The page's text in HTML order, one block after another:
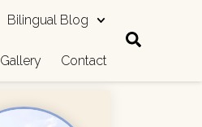
Bilingual Blog
Gallery Contact